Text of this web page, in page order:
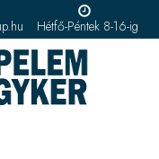
Hétfő-Péntek 8-16-ig